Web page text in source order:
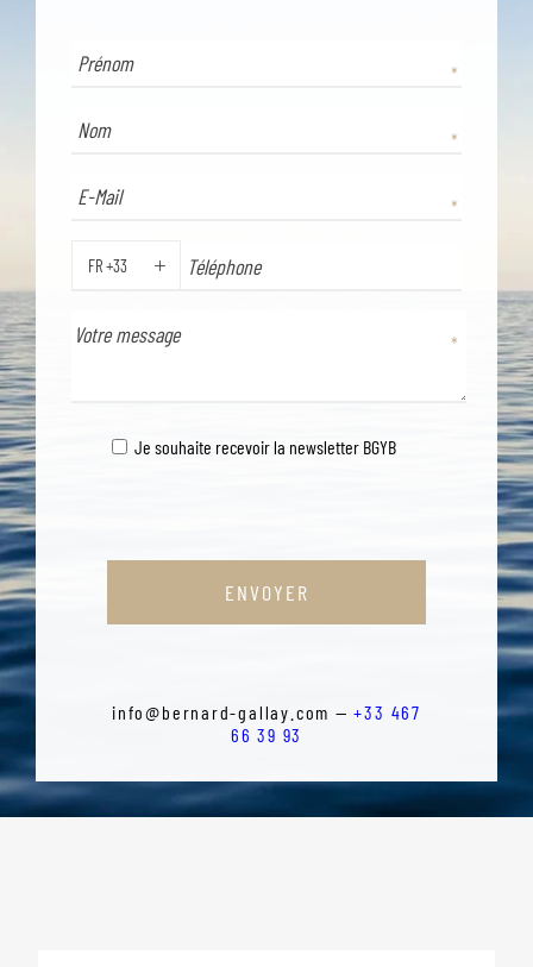
FR +33
Je souhaite recevoir la newsletter BGYB
ENVOYER
info@bernard-gallay.com —+33 467
66 39 93